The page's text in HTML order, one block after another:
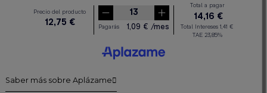
Saber más sobre Aplázame